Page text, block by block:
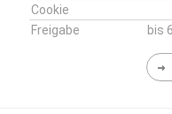
Cookie
Freigabe
bis